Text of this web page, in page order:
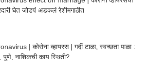
घेत जोडपं अडकलं रेशीमगाठीत
| कोरोना व्हायरस | गर्दी टाळा, स्वच्छता पाळा :
पुणे, नाशिकची काय स्थिती?